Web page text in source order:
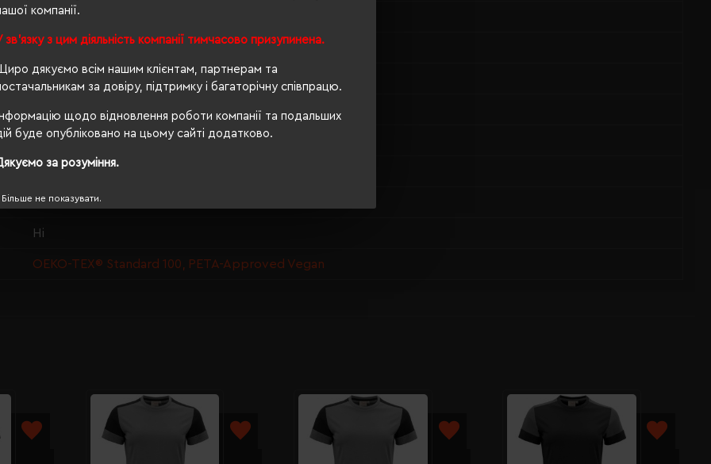
компанії.
зв'язку з цим діяльність компанії тимчасово призупинена.
дякуємо всім нашим клієнтам, партнерам та
за довіру, підтримку і багаторічну співпрацю.
щодо відновлення роботи компанії та подальших
буде опубліковано на цьому сайті додатково.
за розуміння.
Більше не показувати.
білий
0.184
100% бавовна
унісекс
74/56
190 г/м²
прямий
Ні
OEKO-TEX® Standard 100, PETA-Approved Vegan